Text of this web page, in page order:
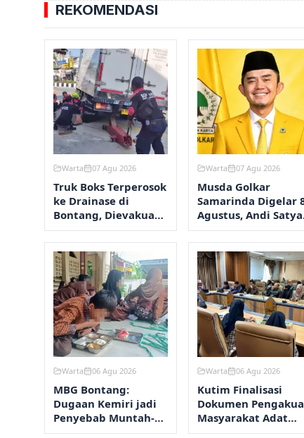
REKOMENDASI
Warta 07 Agu 2026
Truk Boks Terperosok
ke Drainase di
Bontang, Dievakuasi
30 Menit
Warta 07 Agu 2026
Musda Golkar
Samarinda Digelar
Agustus, Andi Satya
Jadi Calon Tunggal
Warta 06 Agu 2026
MBG Bontang:
Dugaan Kemiri jadi
Penyebab Muntah-
Diare, Hasil Lab
Warta 06 Agu 2026
Kutim Finalisasi
Dokumen
Masyarakat Adat
Wehea